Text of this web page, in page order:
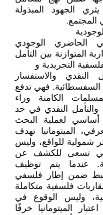
الجهود المبذولة
المجتمع.
الحاضري الوجودي
المتوازنة بين التأمل
التجريدية و
النقدي والاستفسار
السفسطائية. فهي تدفع
الكامنة وراء
والتأمل النقدي في حد
لعملية البحث
الميتومانيا تهدف
شمولية للواقع، وليس
فهي تسعى للكشف عن
عندما يتم توظيف
ضمن إطار فلسفي
فلسفية متكاملة
وليس الوقوع في
الميتومانيا خرفًا